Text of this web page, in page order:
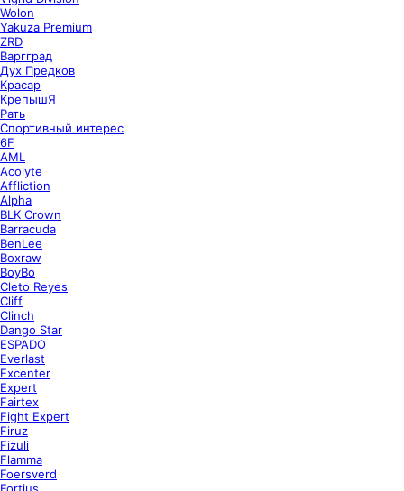
Wolon
Yakuza Premium
ZRD
Варгград
Дух Предков
Красар
КрепышЯ
Рать
Спортивный интерес
6F
AML
Acolyte
Affliction
Alpha
BLK Crown
Barracuda
BenLee
Boxraw
BoyBo
Cleto Reyes
Cliff
Clinch
Dango Star
ESPADO
Everlast
Excenter
Expert
Fairtex
Fight Expert
Firuz
Fizuli
Flamma
Foersverd